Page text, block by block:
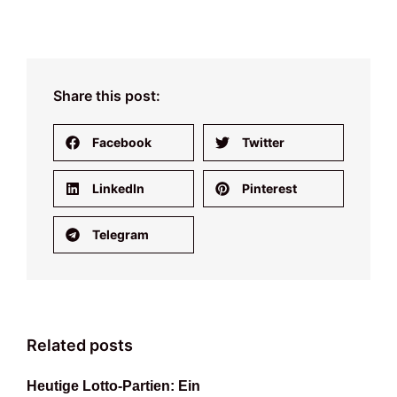
Share this post:
Facebook Twitter
LinkedIn Pinterest
Telegram
Related posts
Heutige Lotto-Partien: Ein